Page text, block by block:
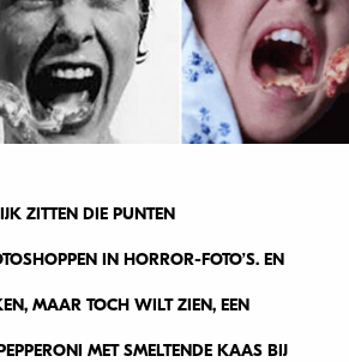
ZITTEN DIE PUNTEN
IN HORROR-FOTO’S. EN
MAAR TOCH WILT ZIEN, EEN
MET SMELTENDE KAAS BIJ